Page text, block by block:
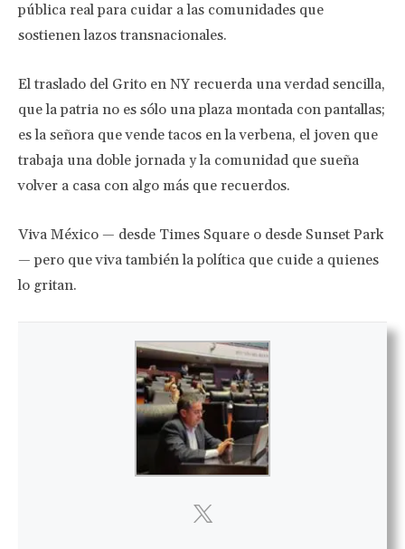
pública real para cuidar a las comunidades que
sostienen lazos transnacionales.
El traslado del Grito en NY recuerda una verdad sencilla,
que la patria no es sólo una plaza montada con pantallas;
es la señora que vende tacos en la verbena, el joven que
trabaja una doble jornada y la comunidad que sueña
volver a casa con algo más que recuerdos.
Viva México — desde Times Square o desde Sunset Park
— pero que viva también la política que cuide a quienes
lo gritan.